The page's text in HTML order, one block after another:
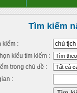
Tìm kiếm
kiếm :
kiểu tìm kiếm :
trong chủ đề :
: